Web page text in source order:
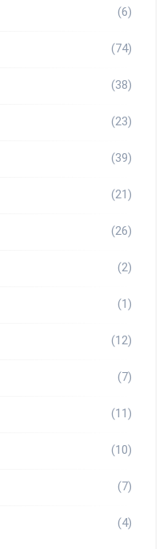
(6)
(74)
(38)
(23)
(39)
(21)
(26)
(2)
(1)
(12)
(7)
(11)
(10)
(7)
(4)